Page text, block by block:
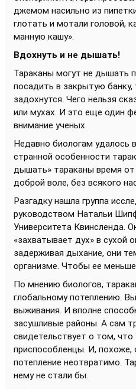
джемом насильно из
глотать и мотали головой,
манную кашу».
Вдохнуть и не дышать!
Тараканы могут не дышать
посадить в закрытую
задохнутся. Чего нельзя
или мухах. И это еще один
внимание ученых.
Недавно биологам удалось
странной особенности
дышать» тараканы время
доброй воле, без всякого
Разгадку нашла группа
руководством Натальи
Университета Квинсленда.
«захватывает дух» в сухой
задерживая дыхание, они
организме. Чтобы ее
По мнению биологов,
глобальному потеплению.
выживания. И вполне
засушливые районы. А сам
свидетельствует о том,
приспособленцы. И, похоже,
потепление неотвратимо.
нему не стали бы.